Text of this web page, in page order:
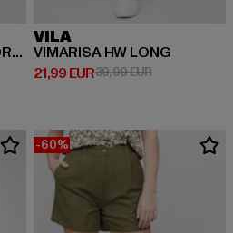
VIJULISA NEW S/S MIDI DRESS
39,99 EUR
VILA
VIMARISA HW LONG
21,99 EUR
Derzeitiger Preis: 21,99 EUR
39,99 EURAktionspreis:
-60%